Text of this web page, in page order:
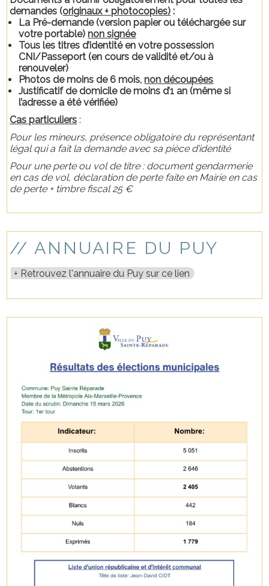
demandes (originaux + photocopies) :
La Pré-demande (version papier ou téléchargée sur
votre portable)non signée
Tous les titres d’identité en votre possession
CNI/Passeport (en cours de validité et/ou à
renouveler)
Photos de moins de 6 mois,non découpées
Justificatif de domicile de moins d’1 an (même si
l’adresse a été vérifiée)
Cas particuliers :
Pour les mineurs, présence obligatoire du représentant
légal qui a fait la demande avec sa pièce d’identité
Pour une perte ou vol de titre : document gendarmerie
en cas de vol, déclaration de perte faite en Mairie en cas
de perte + timbre fiscal 25 €
// ANNUAIRE DU PUY
Retrouvez l'annuaire du Puy sur ce lien